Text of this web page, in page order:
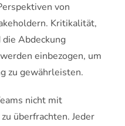
von
Kritikalität,
Abdeckung
einbezogen, um
zu gewährleisten.
nicht mit
überfrachten. Jeder